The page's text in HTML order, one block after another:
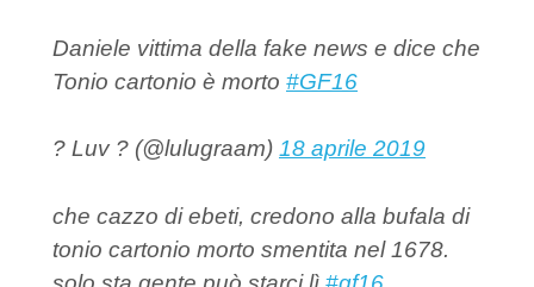
Daniele vittima della fake news e dice che
Tonio cartonio è morto #GF16
? Luv ? (@lulugraam) 18 aprile 2019
che cazzo di ebeti, credono alla bufala di
tonio cartonio morto smentita nel 1678.